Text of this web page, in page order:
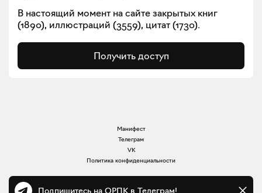
В настоящий момент на сайте закрытых книг
(1890), иллюстраций (3559), цитат (1730).
Получить доступ
Манифест
Телеграм
VK
Политика конфиденциальности
Подпишитесь на ОРПК в Телеграм!